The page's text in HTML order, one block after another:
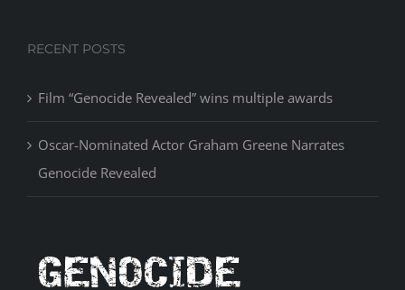
RECENT POSTS
Film “Genocide Revealed” wins multiple awards
Oscar-Nominated Actor Graham Greene Narrates
Genocide Revealed